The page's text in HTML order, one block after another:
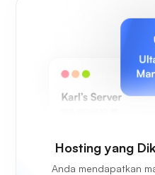
Hosting yang
Anda mendapatkan